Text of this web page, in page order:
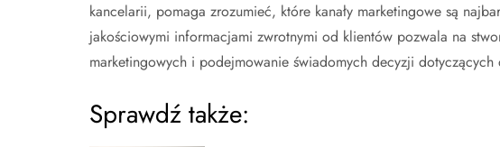
kancelarii, pomaga zrozumieć, które kanały marketingowe są
jakościowymi informacjami zwrotnymi od klientów pozwala na
marketingowych i podejmowanie świadomych decyzji
Sprawdź także: